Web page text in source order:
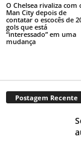
O Chelsea rivaliza com
Man City depois de
contatar o escocês de
gols que está
“interessado” em uma
mudança
Postagem Recente